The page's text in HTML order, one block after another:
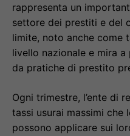
rappresenta un
settore dei prestiti e del
limite, noto anche come
livello nazionale e mira
da pratiche di prestito
Ogni trimestre, l’ente di
tassi usurai massimi che
possono applicare sui